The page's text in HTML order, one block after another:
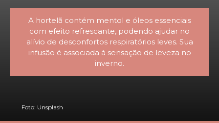
A hortelã contém mentol e óleos essenciais
com efeito refrescante, podendo ajudar no
alívio de desconfortos respiratórios leves. Sua
infusão é associada à sensação de leveza no
inverno.
Foto: Unsplash